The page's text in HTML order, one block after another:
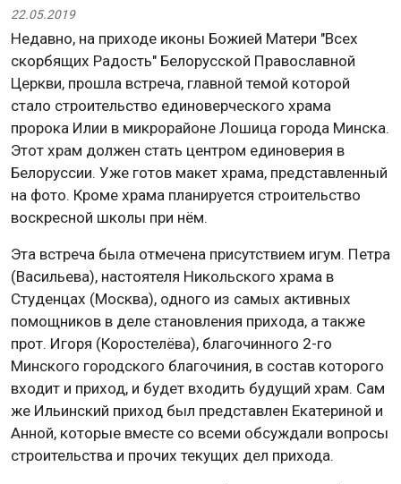
22.05.2019
Недавно, на приходе иконы Божией Матери "Всех
скорбящих Радость" Белорусской Православной
Церкви, прошла встреча, главной темой которой
стало строительство единоверческого храма
пророка Илии в микрорайоне Лошица города Минска.
Этот храм должен стать центром единоверия в
Белоруссии. Уже готов макет храма, представленный
на фото. Кроме храма планируется строительство
воскресной школы при нём.
Эта встреча была отмечена присутствием игум. Петра
(Васильева), настоятеля Никольского храма в
Студенцах (Москва), одного из самых активных
помощников в деле становления прихода, а также
прот. Игоря (Коростелёва), благочинного 2-го
Минского городского благочиния, в состав которого
входит и приход, и будет входить будущий храм. Сам
же Ильинский приход был представлен Екатериной и
Анной, которые вместе со всеми обсуждали вопросы
строительства и прочих текущих дел прихода.